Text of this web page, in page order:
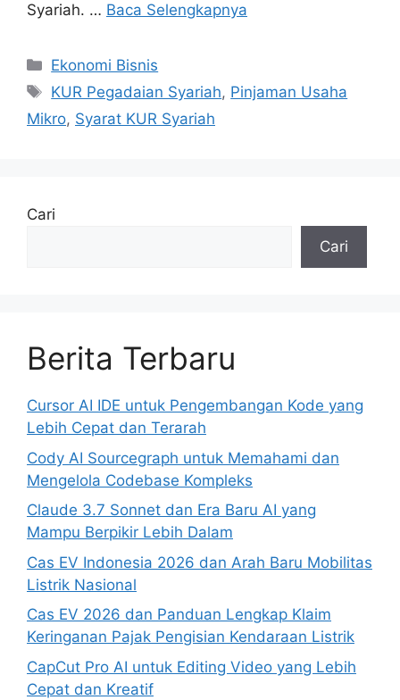
Syariah. … Baca Selengkapnya
Kategori
Ekonomi Bisnis
Tag
KUR Pegadaian Syariah, Pinjaman Usaha
Mikro, Syarat KUR Syariah
Cari
Cari
Berita Terbaru
Cursor AI IDE untuk Pengembangan Kode yang
Lebih Cepat dan Terarah
Cody AI Sourcegraph untuk Memahami dan
Mengelola Codebase Kompleks
Claude 3.7 Sonnet dan Era Baru AI yang
Mampu Berpikir Lebih Dalam
Cas EV Indonesia 2026 dan Arah Baru Mobilitas
Listrik Nasional
Cas EV 2026 dan Panduan Lengkap Klaim
Keringanan Pajak Pengisian Kendaraan Listrik
CapCut Pro AI untuk Editing Video yang Lebih
Cepat dan Kreatif